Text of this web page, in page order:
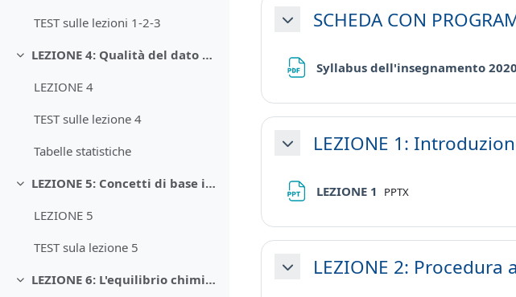
TEST sulle lezioni 1-2-3
Minimizza
LEZIONE 4: Qualità del dato analitico
LEZIONE 4
TEST sulle lezione 4
Tabelle statistiche
Minimizza
LEZIONE 5: Concetti di base in CA
LEZIONE 5
TEST sula lezione 5
Minimizza
LEZIONE 6: L'equilibrio chimico in CA
MinimizzaSCHEDA CON
Syllabus dell'insegnamento
MinimizzaLEZIONE 1:
LEZIONE 1 File
PPTX
MinimizzaLEZIONE 2: